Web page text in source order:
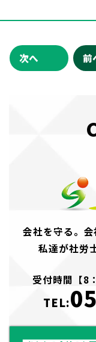
次へ 前
会社を守る。会
私達が社労
受付時間【8
TEL: